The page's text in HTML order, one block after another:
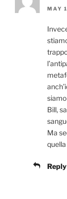
MAY
Bill,
Ma
Reply